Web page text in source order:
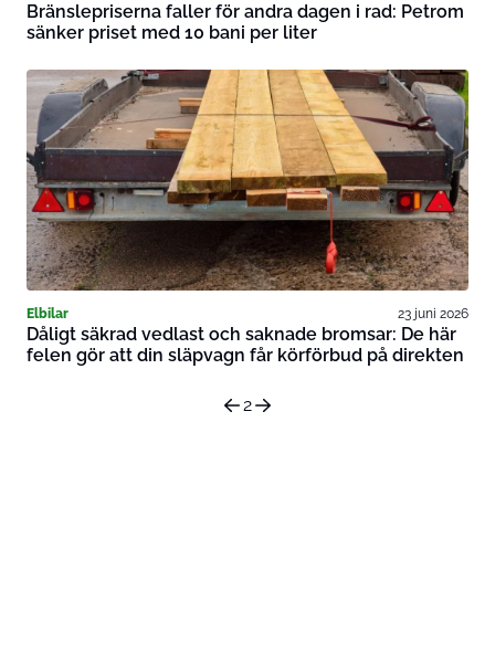
Bränslepriserna faller för andra dagen i rad: Petrom
sänker priset med 10 bani per liter
Elbilar 23 juni 2026
Dåligt säkrad vedlast och saknade bromsar: De här
felen gör att din släpvagn får körförbud på direkten
2